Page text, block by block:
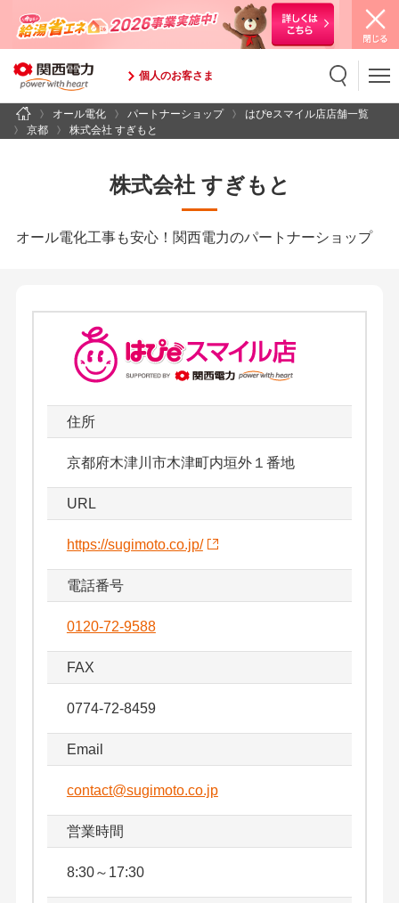
個人のお客さま
検索キーワード入力
オール電化 パートナーショップ
はぴeスマイル店店舗一覧
京都
株式会社 すぎもと
株式会社 すぎもと
オール電化工事も安心！関西電力のパートナーショップ
住所
京都府木津川市木津町内垣外１番地
URL
https://sugimoto.co.jp/
電話番号
0120-72-9588
FAX
0774-72-8459
Email
contact@sugimoto.co.jp
営業時間
8:30～17:30